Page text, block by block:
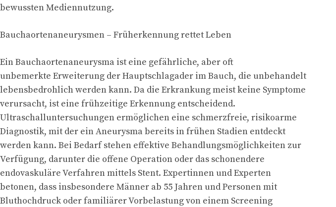
bewussten Mediennutzung.
Bauchaortenaneurysmen – Früherkennung rettet Leben
Ein Bauchaortenaneurysma ist eine gefährliche, aber oft
unbemerkte Erweiterung der Hauptschlagader im Bauch, die unbehandelt
lebensbedrohlich werden kann. Da die Erkrankung meist keine Symptome
verursacht, ist eine frühzeitige Erkennung entscheidend.
Ultraschalluntersuchungen ermöglichen eine schmerzfreie, risikoarme
Diagnostik, mit der ein Aneurysma bereits in frühen Stadien entdeckt
werden kann. Bei Bedarf stehen effektive Behandlungsmöglichkeiten zur
Verfügung, darunter die offene Operation oder das schonendere
endovaskuläre Verfahren mittels Stent. Expertinnen und Experten
betonen, dass insbesondere Männer ab 55 Jahren und Personen mit
Bluthochdruck oder familiärer Vorbelastung von einem Screening